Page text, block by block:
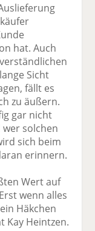
hat. Auch
Sicht
fällt es
zu äußern.
gar nicht
wer solchen
sich beim
erinnern.
Wert auf
wenn alles
Häkchen
Kay Heintzen.